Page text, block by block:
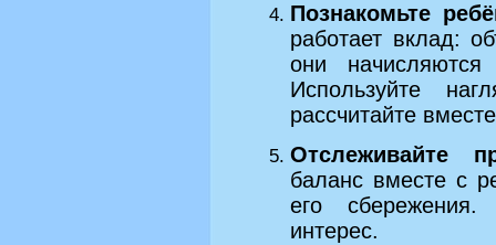
Познакомьте
работает вклад:
они
Используйте
рассчитайте
Отслеживайте
баланс вместе с
его
интерес.